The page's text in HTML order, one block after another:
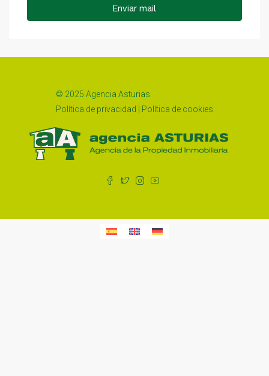
Enviar mail
© 2025 Agencia Asturias
Política de privacidad
Política de cookies